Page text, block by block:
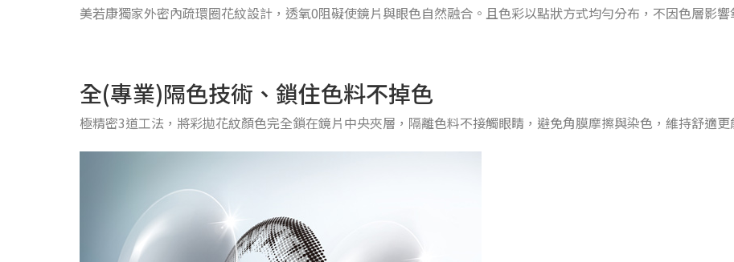
美若康獨家外密內疏環圈花紋設計，透氧0阻礙使鏡片與眼色自然融合。且色彩以點狀方式均勻分布，不因色層影
全(專業)隔色技術、鎖住色料不掉色
極精密3道工法，將彩拋花紋顏色完全鎖在鏡片中央夾層，隔離色料不接觸眼睛，避免角膜摩擦與染色，維持舒適更